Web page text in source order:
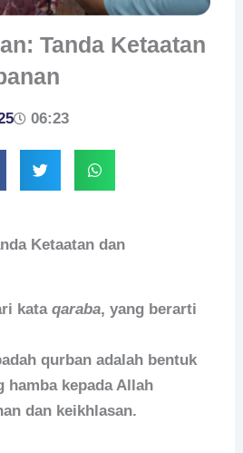
Tanda Ketaatan
06:23
Ketaatan dan
kataqaraba, yang berarti
qurban adalah bentuk
hamba kepada Allah
dan keikhlasan.